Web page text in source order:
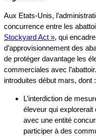
Aux Etats-Unis,
concurrence entre les
Stockyard Act », qui
d’approvisionnement des
de protéger davantage les
commerciales avec
introduites début mars, dont :
L’interdiction de
éleveur qui
avec une entité
participer à des